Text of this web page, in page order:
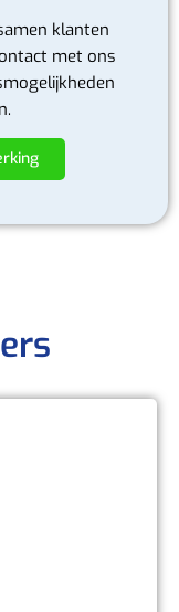
klanten
met ons